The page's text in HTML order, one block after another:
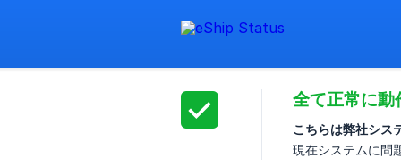
全て正常に動
こちらは弊社シス
現在システムに問